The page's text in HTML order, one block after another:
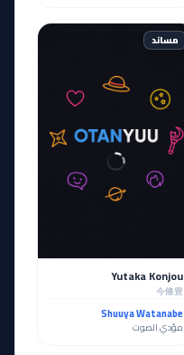
مساند
Yutaka Konjou
今條豊
Shuuya Watanabe
مؤدي الصوت